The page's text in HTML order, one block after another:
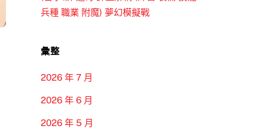
兵種 職業 附魔) 夢幻模擬戰
彙整
2026 年 7 月
2026 年 6 月
2026 年 5 月